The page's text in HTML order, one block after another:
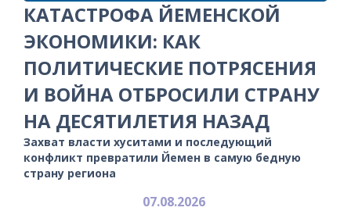
КАТАСТРОФА ЙЕМЕНСКОЙ
ЭКОНОМИКИ: КАК
ПОЛИТИЧЕСКИЕ ПОТРЯСЕНИЯ
И ВОЙНА ОТБРОСИЛИ СТРАНУ
НА ДЕСЯТИЛЕТИЯ НАЗАД
Захват власти хуситами и последующий
конфликт превратили Йемен в самую бедную
страну региона
07.08.2026